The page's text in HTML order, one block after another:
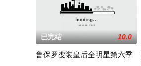
已完结 10.0
鲁保罗变装皇后全明星第六季